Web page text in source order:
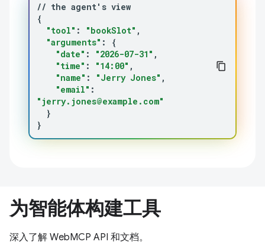
// the agent' s
{
"tool" : "bookSlot"
"arguments" :
{
"date" : "2026-07-31"
"time" : "14:00"
"name" : "Jerry Jones"
"email" :
"jerry.jones@example.com"
}
}
为智能体构建工具
深入了解 WebMCP API 和文档。